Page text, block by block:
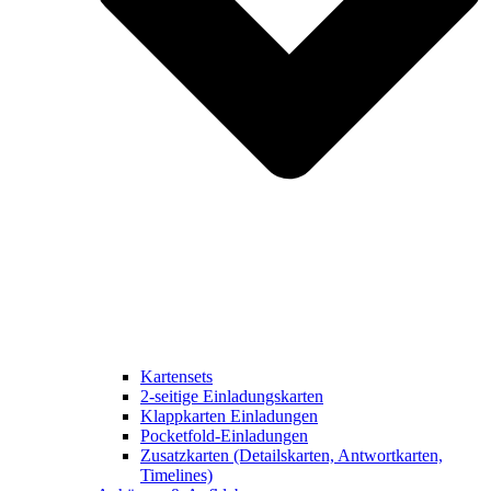
Kartensets
2-seitige Einladungskarten
Klappkarten Einladungen
Pocketfold-Einladungen
Zusatzkarten (Detailskarten, Antwortkarten,
Timelines)